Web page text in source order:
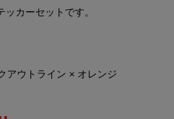
カーセットです。
アウトライン × オレンジ